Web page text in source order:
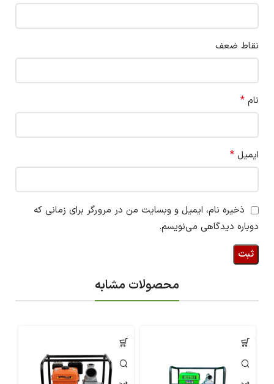
نقاط ضعف
نام *
ایمیل *
ذخیره نام، ایمیل و وبسایت من در مرورگر برای زمانی که
دوباره دیدگاهی می‌نویسم.
محصولات مشابه